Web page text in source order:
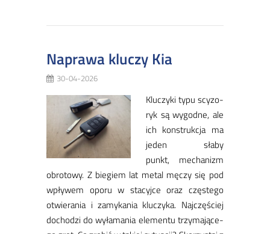
Naprawa kluczy Kia
30-04-2026
Klu­czy­ki ty­pu scy­zo­
ryk są wy­god­ne, ale
ich kon­struk­cja ma
je­den sła­by
punkt, me­cha­nizm
obro­to­wy. Z bie­giem lat me­tal mę­czy się pod
wpły­wem opo­ru w sta­cyj­ce oraz czę­ste­go
otwie­ra­nia i za­my­ka­nia klu­czy­ka. Naj­czę­ściej
do­cho­dzi do wy­ła­ma­nia ele­men­tu trzy­ma­ją­ce­